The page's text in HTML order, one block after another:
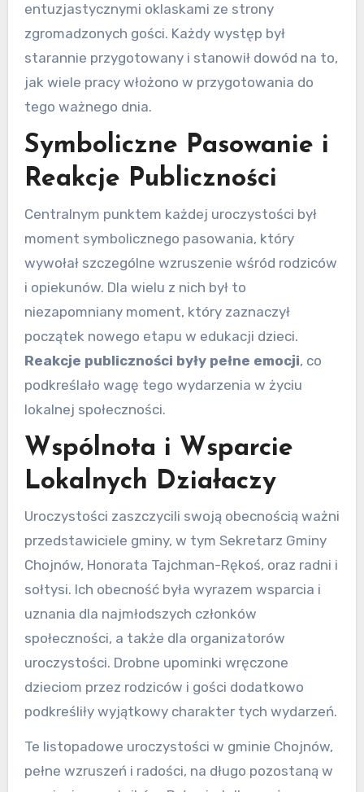
entuzjastycznymi oklaskami ze strony
zgromadzonych gości. Każdy występ był
starannie przygotowany i stanowił dowód na to,
jak wiele pracy włożono w przygotowania do
tego ważnego dnia.
Symboliczne Pasowanie i
Reakcje Publiczności
Centralnym punktem każdej uroczystości był
moment symbolicznego pasowania, który
wywołał szczególne wzruszenie wśród rodziców
i opiekunów. Dla wielu z nich był to
niezapomniany moment, który zaznaczył
początek nowego etapu w edukacji dzieci.
Reakcje publiczności były pełne emocji, co
podkreślało wagę tego wydarzenia w życiu
lokalnej społeczności.
Wspólnota i Wsparcie
Lokalnych Działaczy
Uroczystości zaszczycili swoją obecnością ważni
przedstawiciele gminy, w tym Sekretarz Gminy
Chojnów, Honorata Tajchman-Rękoś, oraz radni i
sołtysi. Ich obecność była wyrazem wsparcia i
uznania dla najmłodszych członków
społeczności, a także dla organizatorów
uroczystości. Drobne upominki wręczone
dzieciom przez rodziców i gości dodatkowo
podkreśliły wyjątkowy charakter tych wydarzeń.
Te listopadowe uroczystości w gminie Chojnów,
pełne wzruszeń i radości, na długo pozostaną w